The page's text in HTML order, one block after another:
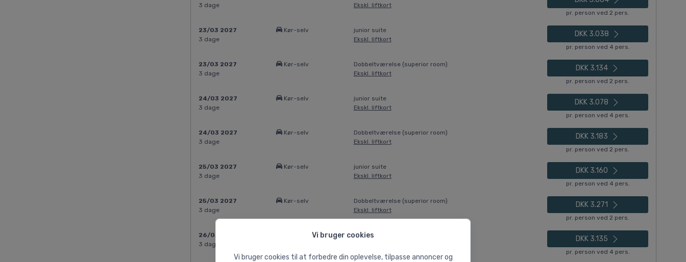
Vi bruger cookies
Vi bruger cookies til at forbedre din oplevelse, tilpasse annoncer og
3 dage
Ekskl. liftkort
pr. person ved 2 pers.
23/03 2027
3 dage
Kør-selv
junior suite
Ekskl. liftkort
DKK 3.038
pr. person ved 4 pers.
23/03 2027
3 dage
Kør-selv
Dobbeltværelse (superior room)
Ekskl. liftkort
DKK 3.134
pr. person ved 2 pers.
24/03 2027
3 dage
Kør-selv
junior suite
Ekskl. liftkort
DKK 3.078
pr. person ved 4 pers.
24/03 2027
3 dage
Kør-selv
Dobbeltværelse (superior room)
Ekskl. liftkort
DKK 3.183
pr. person ved 2 pers.
25/03 2027
3 dage
Kør-selv
junior suite
Ekskl. liftkort
DKK 3.160
pr. person ved 4 pers.
25/03 2027
3 dage
Kør-selv
Dobbeltværelse (superior room)
Ekskl. liftkort
DKK 3.271
pr. person ved 2 pers.
26/03 2027
3 dage
junior suite
DKK 3.135
pr. person ved 4 pers.